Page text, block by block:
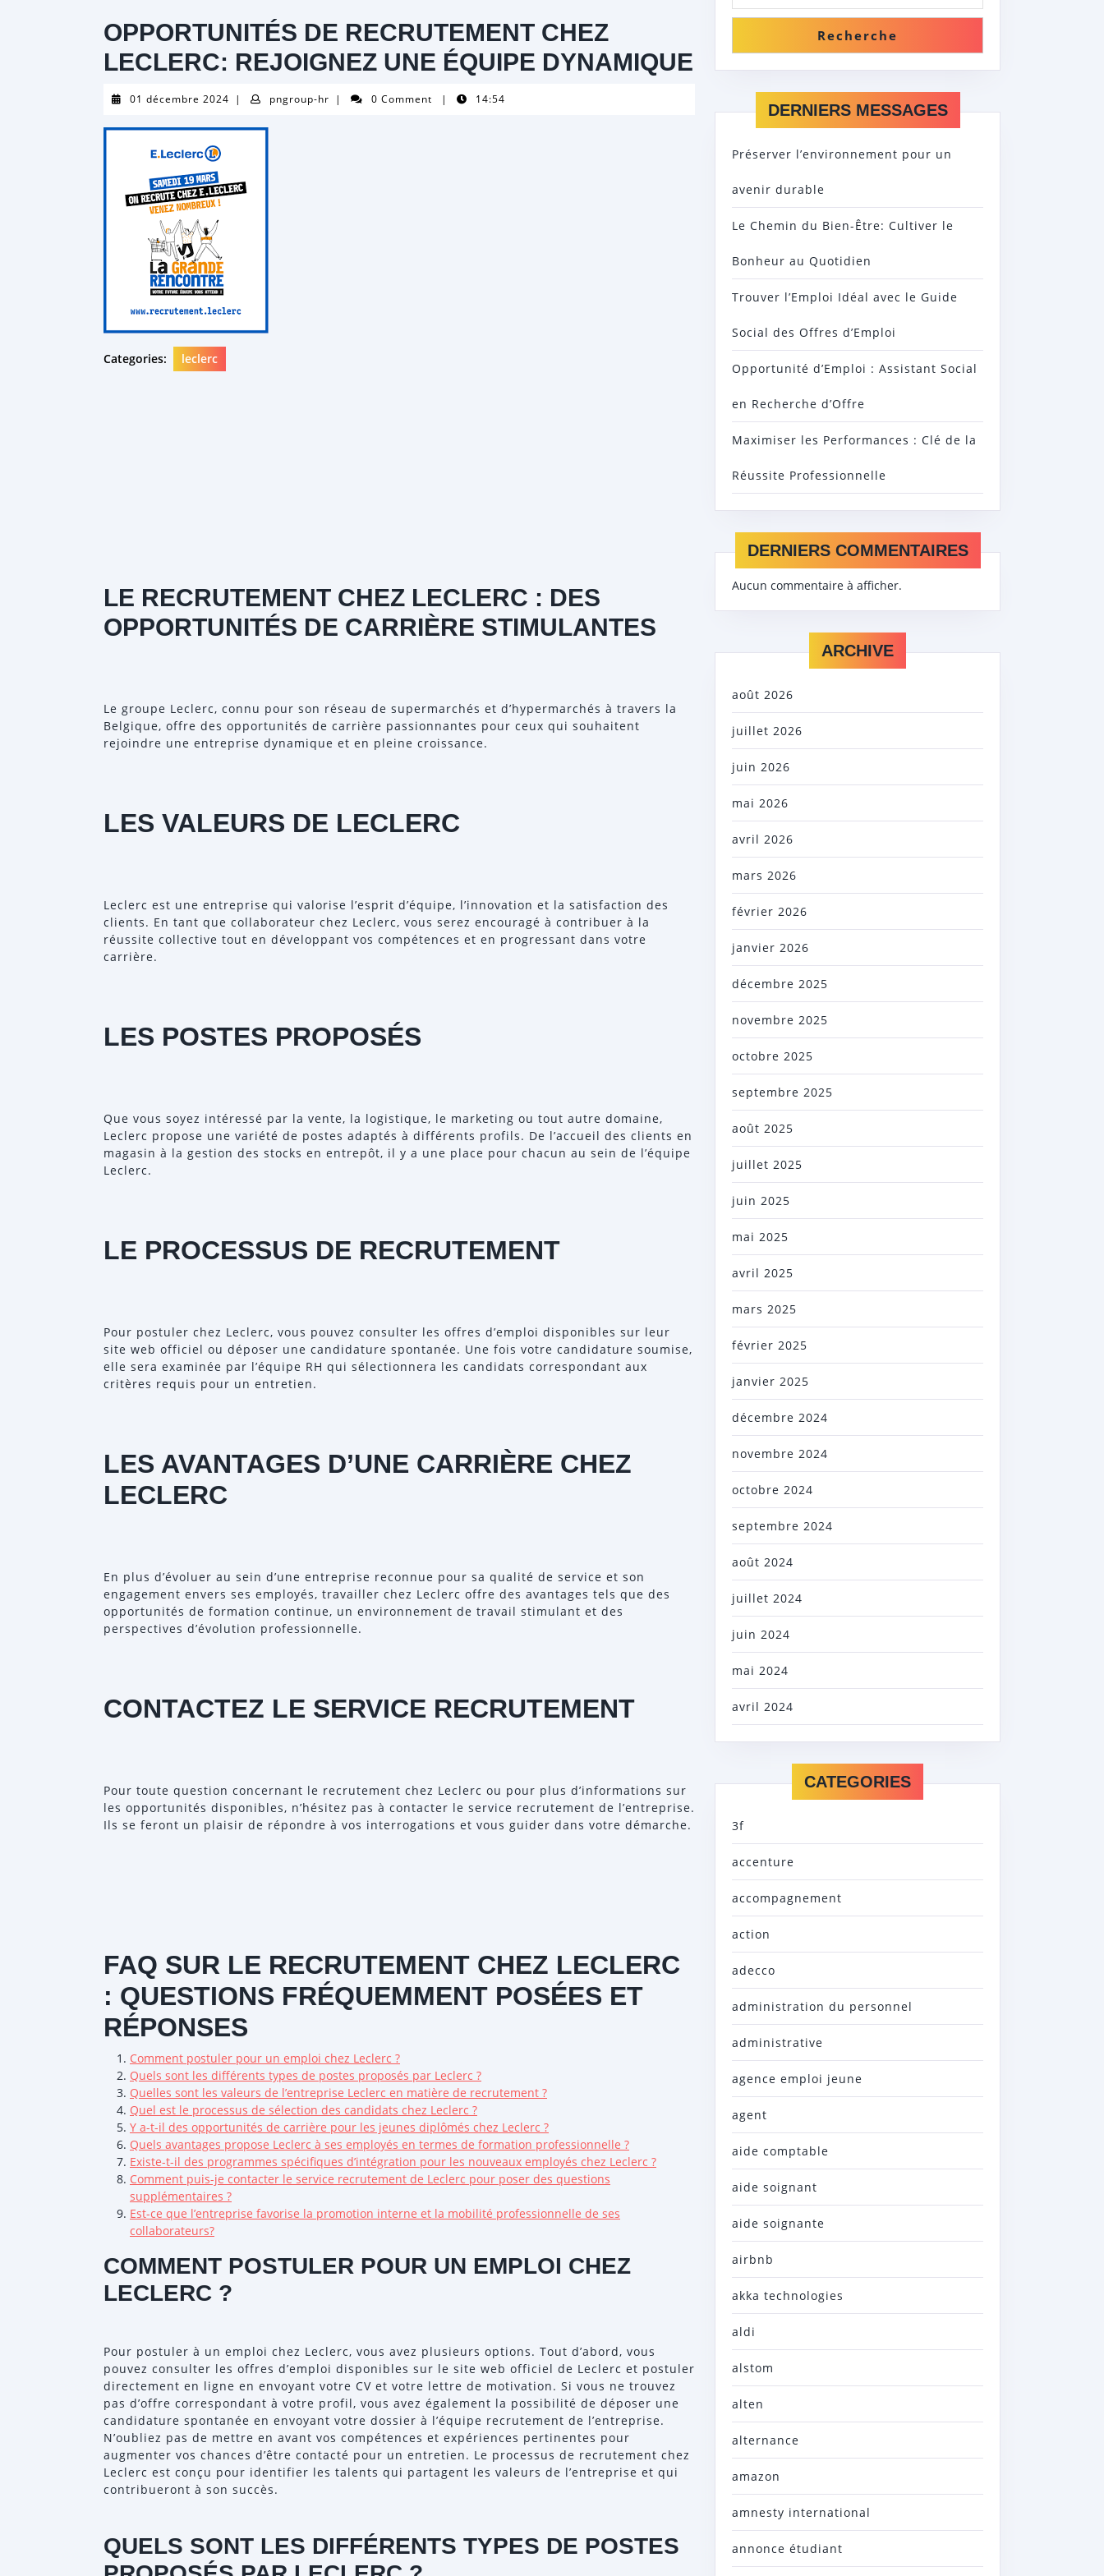
OPPORTUNITÉS DE RECRUTEMENT CHEZ
LECLERC: REJOIGNEZ UNE ÉQUIPE DYNAMIQUE
01 décembre 2024 01
2024
| pngroup-hr pngroup-
| 0 Comment | 14:54
Categories: leclerc
LE RECRUTEMENT CHEZ LECLERC : DES
OPPORTUNITÉS DE CARRIÈRE STIMULANTES
Le groupe Leclerc, connu pour son réseau de supermarchés et d’hypermarchés à travers la
Belgique, offre des opportunités de carrière passionnantes pour ceux qui souhaitent
rejoindre une entreprise dynamique et en pleine croissance.
LES VALEURS DE LECLERC
Leclerc est une entreprise qui valorise l’esprit d’équipe, l’innovation et la satisfaction des
clients. En tant que collaborateur chez Leclerc, vous serez encouragé à contribuer à la
réussite collective tout en développant vos compétences et en progressant dans votre
carrière.
LES POSTES PROPOSÉS
Que vous soyez intéressé par la vente, la logistique, le marketing ou tout autre domaine,
Leclerc propose une variété de postes adaptés à différents profils. De l’accueil des clients en
magasin à la gestion des stocks en entrepôt, il y a une place pour chacun au sein de l’équipe
Leclerc.
LE PROCESSUS DE RECRUTEMENT
Pour postuler chez Leclerc, vous pouvez consulter les offres d’emploi disponibles sur leur
site web officiel ou déposer une candidature spontanée. Une fois votre candidature soumise,
elle sera examinée par l’équipe RH qui sélectionnera les candidats correspondant aux
critères requis pour un entretien.
LES AVANTAGES D’UNE CARRIÈRE CHEZ
LECLERC
En plus d’évoluer au sein d’une entreprise reconnue pour sa qualité de service et son
engagement envers ses employés, travailler chez Leclerc offre des avantages tels que des
opportunités de formation continue, un environnement de travail stimulant et des
perspectives d’évolution professionnelle.
CONTACTEZ LE SERVICE RECRUTEMENT
Pour toute question concernant le recrutement chez Leclerc ou pour plus d’informations sur
les opportunités disponibles, n’hésitez pas à contacter le service recrutement de l’entreprise.
Ils se feront un plaisir de répondre à vos interrogations et vous guider dans votre démarche.
FAQ SUR LE RECRUTEMENT CHEZ LECLERC
: QUESTIONS FRÉQUEMMENT POSÉES ET
RÉPONSES
Comment postuler pour un emploi chez Leclerc ?
Quels sont les différents types de postes proposés par Leclerc ?
Quelles sont les valeurs de l’entreprise Leclerc en matière de recrutement ?
Quel est le processus de sélection des candidats chez Leclerc ?
Y a-t-il des opportunités de carrière pour les jeunes diplômés chez Leclerc ?
Quels avantages propose Leclerc à ses employés en termes de formation professionnelle ?
Existe-t-il des programmes spécifiques d’intégration pour les nouveaux employés chez Leclerc ?
Comment puis-je contacter le service recrutement de Leclerc pour poser des questions
supplémentaires ?
Est-ce que l’entreprise favorise la promotion interne et la mobilité professionnelle de ses
collaborateurs?
COMMENT POSTULER POUR UN EMPLOI CHEZ
LECLERC ?
Pour postuler à un emploi chez Leclerc, vous avez plusieurs options. Tout d’abord, vous
pouvez consulter les offres d’emploi disponibles sur le site web officiel de Leclerc et postuler
directement en ligne en envoyant votre CV et votre lettre de motivation. Si vous ne trouvez
pas d’offre correspondant à votre profil, vous avez également la possibilité de déposer une
candidature spontanée en envoyant votre dossier à l’équipe recrutement de l’entreprise.
N’oubliez pas de mettre en avant vos compétences et expériences pertinentes pour
augmenter vos chances d’être contacté pour un entretien. Le processus de recrutement chez
Leclerc est conçu pour identifier les talents qui partagent les valeurs de l’entreprise et qui
contribueront à son succès.
QUELS SONT LES DIFFÉRENTS TYPES DE POSTES
Recherche
DERNIERS MESSAGES
Préserver l’environnement pour un
avenir durable
Le Chemin du Bien-Être: Cultiver le
Bonheur au Quotidien
Trouver l’Emploi Idéal avec le Guide
Social des Offres d’Emploi
Opportunité d’Emploi : Assistant Social
en Recherche d’Offre
Maximiser les Performances : Clé de la
Réussite Professionnelle
DERNIERS COMMENTAIRES
Aucun commentaire à afficher.
ARCHIVE
août 2026
juillet 2026
juin 2026
mai 2026
avril 2026
mars 2026
février 2026
janvier 2026
décembre 2025
novembre 2025
octobre 2025
septembre 2025
août 2025
juillet 2025
juin 2025
mai 2025
avril 2025
mars 2025
février 2025
janvier 2025
décembre 2024
novembre 2024
octobre 2024
septembre 2024
août 2024
juillet 2024
juin 2024
mai 2024
avril 2024
CATEGORIES
3f
accenture
accompagnement
action
adecco
administration du personnel
administrative
agence emploi jeune
agent
aide comptable
aide soignant
aide soignante
airbnb
akka technologies
aldi
alstom
alten
alternance
amazon
amnesty international
annonce étudiant